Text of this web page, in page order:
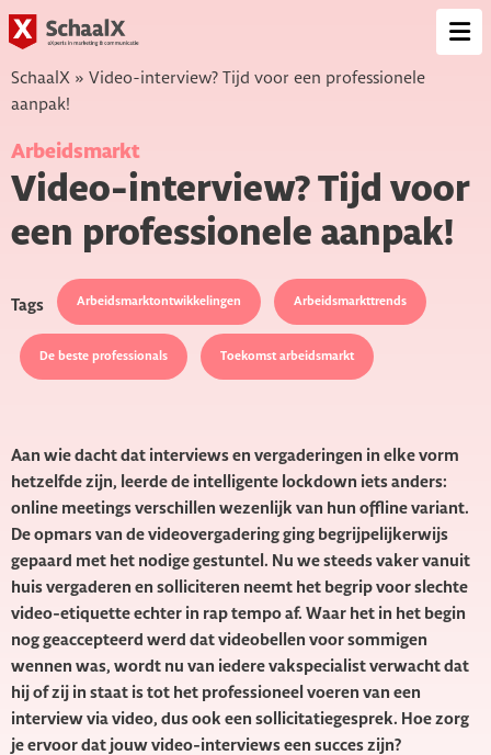
SchaalX » Video-interview? Tijd voor een professionele
aanpak!
Arbeidsmarkt
Video-interview? Tijd voor
een professionele aanpak!
Tags Arbeidsmarktontwikkelingen Arbeidsmarkttrends
De beste professionals Toekomst arbeidsmarkt
Aan wie dacht dat interviews en vergaderingen in elke vorm
hetzelfde zijn, leerde de intelligente lockdown iets anders:
online meetings verschillen wezenlijk van hun offline variant.
De opmars van de videovergadering ging begrijpelijkerwijs
gepaard met het nodige gestuntel. Nu we steeds vaker vanuit
huis vergaderen en solliciteren neemt het begrip voor slechte
video-etiquette echter in rap tempo af. Waar het in het begin
nog geaccepteerd werd dat videobellen voor sommigen
wennen was, wordt nu van iedere vakspecialist verwacht dat
hij of zij in staat is tot het professioneel voeren van een
interview via video, dus ook een sollicitatiegesprek. Hoe zorg
je ervoor dat jouw video-interviews een succes zijn?